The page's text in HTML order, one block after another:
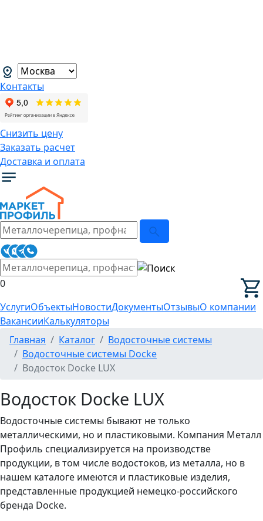
Контакты
Снизить цену
Заказать расчет
Доставка и оплата
0
УслугиОбъектыНовостиДокументыОтзывыО компании
ВакансииКалькуляторы
Главная
Каталог
Водосточные системы
Водосточные системы Docke
Водосток Docke LUX
Водосток Docke LUX
Водосточные системы бывают не только
металлическими, но и пластиковыми. Компания Металл
Профиль специализируется на производстве
продукции, в том числе водостоков, из металла, но в
нашем каталоге имеются и пластиковые изделия,
представленные продукцией немецко-российского
бренда Docke.